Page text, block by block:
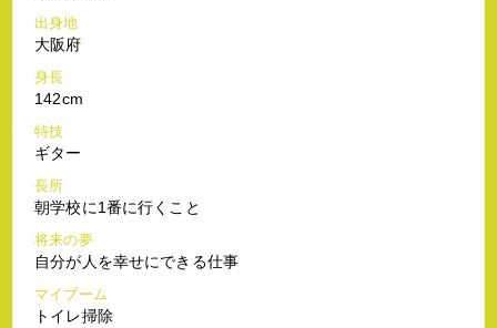
出身地
大阪府
身長
142cm
特技
ギター
長所
朝学校に1番に行くこと
将来の夢
自分が人を幸せにできる仕事
マイブーム
トイレ掃除